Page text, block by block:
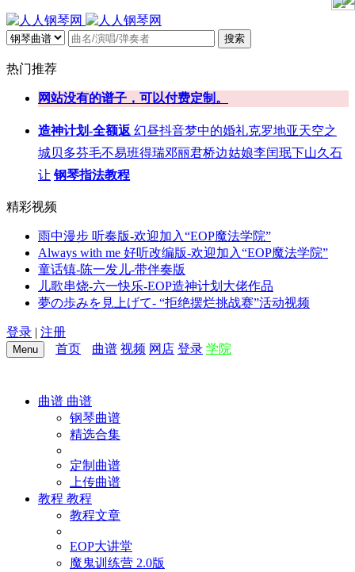
搜索
热门推荐
网站没有的谱子，可以付费定制。
造神计划-全额返 幻昼抖音梦中的婚礼克罗地亚天空之
城贝多芬毛不易班得瑞邓丽君桥边姑娘李闰珉下山久石
让 钢琴指法教程
精彩视频
雨中漫步 听奏版-欢迎加入“EOP魔法学院”
Always with me 好听改编版-欢迎加入“EOP魔法学院”
童话镇-陈一发儿-带伴奏版
儿歌串烧-六一快乐-EOP造神计划大佬作品
夢の歩みを見上げて- “拒绝摆烂挑战赛”活动视频
登录 | 注册
Menu 首页 曲谱 视频 网店 登录 学院
曲谱 曲谱
钢琴曲谱
精选合集
定制曲谱
上传曲谱
教程 教程
教程文章
EOP大讲堂
魔鬼训练营 2.0版